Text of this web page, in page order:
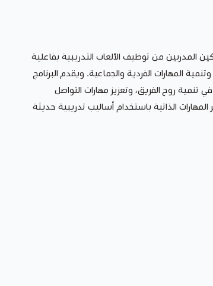
المدربين من توظيف الألعاب التدريبية بفاعلية
وتنمية المهارات الفردية والجماعية. ويقدم البرنامج
روح الفريق، وتعزيز مهارات التواصل
المهارات الذاتية باستخدام أساليب تدريبية حديثة